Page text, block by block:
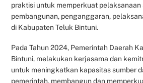
praktisi untuk memperkuat
pembangunan, penganggaran,
di Kabupaten Teluk Bintuni.
Pada Tahun 2024, Pemerintah Daerah
Bintuni, melakukan kerjasama dan
untuk meningkatkan kapasitas sumber
pemerintah, membangun dan